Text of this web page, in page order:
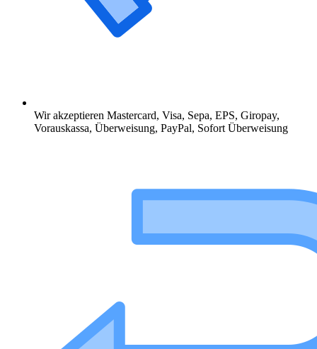
Wir akzeptieren Mastercard, Visa, Sepa, EPS, Giropay,
Vorauskassa, Überweisung, PayPal, Sofort Überweisung